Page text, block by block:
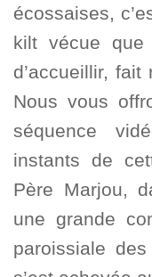
écossaises,
kilt vécue que
d’accueillir,
Nous vous
séquence
instants de
Père Marjou,
une grande
paroissiale